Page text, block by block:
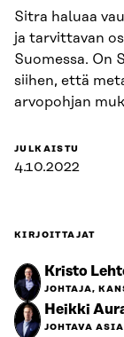
Sitra haluaa
ja tarvittavan
Suomessa. On
siihen, että
arvopohjan
JULKAISTU
4.10.2022
KIRJOITTAJAT
Kristo
JOHTAJA,
Heikki
JOHTAVA